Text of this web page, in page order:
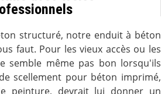
structuré, notre enduit à béton
faut. Pour les vieux accès ou les
semble même pas bon lorsqu'ils
scellement pour béton imprimé,
peinture, devrait lui donner un